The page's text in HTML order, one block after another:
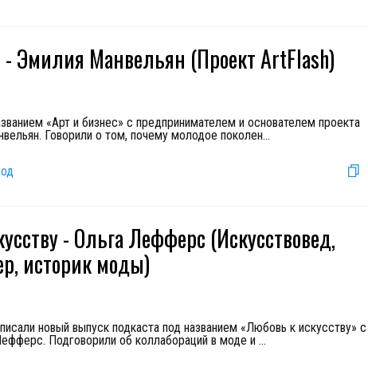
- Эмилия Манвельян (Проект ArtFlash)
«Арт и бизнес» с предпринимателем и основателем проекта
Говорили о том, почему молодое поколен...
- Ольга Лефферс (Искусствовед,
историк моды)
новый выпуск подкаста под названием «Любовь к искусству» с
Подговорили об коллабораций в моде и ...